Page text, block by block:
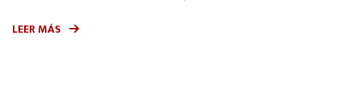
LEER MÁS